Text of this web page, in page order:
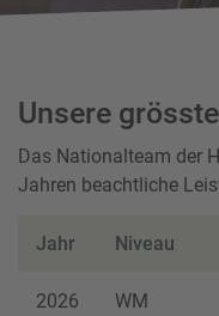
Unsere
Das Nationalteam der
Jahren beachtliche
Jahr Niveau
2026
WM